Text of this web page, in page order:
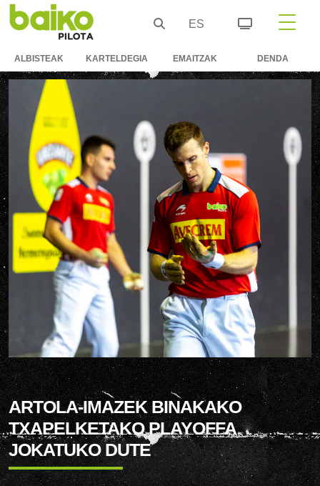
ES
ALBISTEAK KARTELDEGIA EMAITZAK DENDA
ARTOLA-IMAZEK BINAKAKO
TXAPELKETAKO PLAYOFFA
JOKATUKO DUTE